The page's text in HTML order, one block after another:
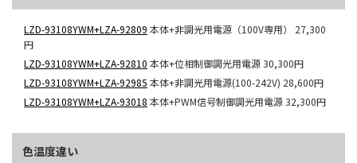
LZD-93108YWM+LZA-92809 本体+非調光用電源（100V専用） 27,300
円
LZD-93108YWM+LZA-92810 本体+位相制御調光用電源30,300円
LZD-93108YWM+LZA-92985 本体+非調光用電源(100-242V) 28,600円
LZD-93108YWM+LZA-93018 本体+PWM信号制御調光用電源32,300円
色温度違い